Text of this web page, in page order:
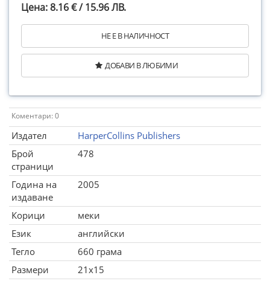
Цена: 8.16 € / 15.96 ЛВ.
НЕ Е В НАЛИЧНОСТ
ДОБАВИ В ЛЮБИМИ
Коментари: 0
Издател
HarperCollins Publishers
Брой
страници
478
Година на
издаване
2005
Корици
меки
Език
английски
Тегло
660 грама
Размери
21x15